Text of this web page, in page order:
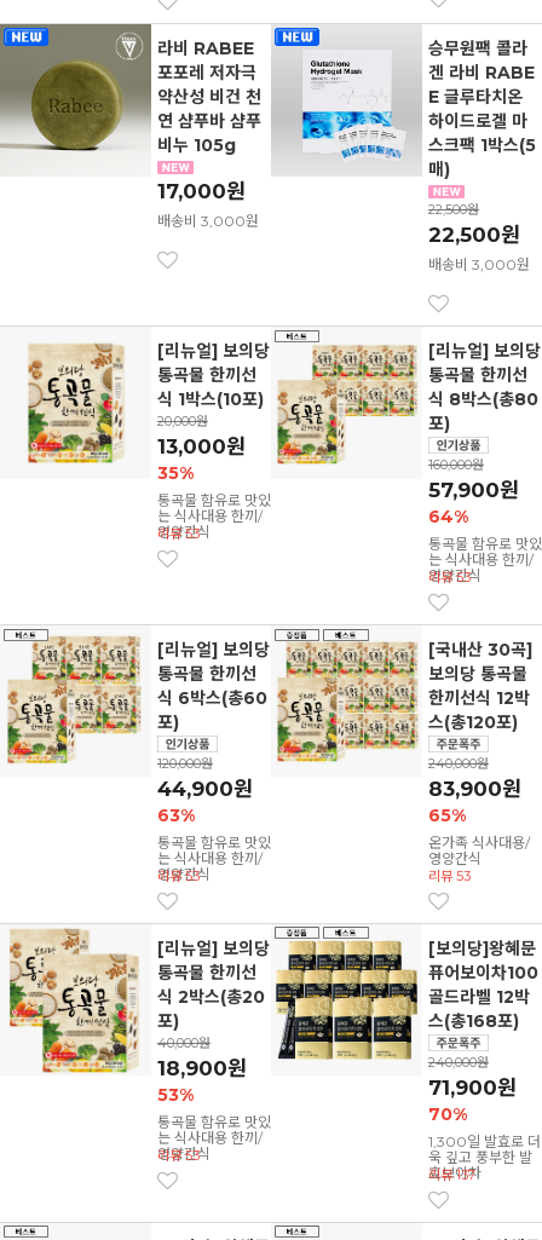
라비 RABEE
포포레 저자극
약산성 비건 천
연 샴푸바 샴푸
비누 105g
17,000원
배송비 3,000원
승무원팩 콜라
겐 라비 RABE
E 글루타치온
하이드로겔 마
스크팩 1박스(5
매)
22,500원
22,500원
배송비 3,000원
[리뉴얼] 보의당
통곡물 한끼선
식 1박스(10포)
20,000원
13,000원
35%
통곡물 함유로 맛있
는 식사대용 한끼/
영양간식
리뷰 53
[리뉴얼] 보의당
통곡물 한끼선
식 8박스(총80
포)
160,000원
57,900원
64%
통곡물 함유로 맛있
는 식사대용 한끼/
영양간식
리뷰 53
[리뉴얼] 보의당
통곡물 한끼선
식 6박스(총60
포)
120,000원
44,900원
63%
통곡물 함유로 맛있
는 식사대용 한끼/
영양간식
리뷰 53
[국내산 30곡]
보의당 통곡물
한끼선식 12박
스(총120포)
240,000원
83,900원
65%
온가족 식사대용/
영양간식
리뷰 53
[리뉴얼] 보의당
통곡물 한끼선
식 2박스(총20
포)
40,000원
18,900원
53%
통곡물 함유로 맛있
는 식사대용 한끼/
영양간식
리뷰 53
[보의당]왕혜문
퓨어보이차100
골드라벨 12박
스(총168포)
240,000원
71,900원
70%
1,300일 발효로 더
욱 깊고 풍부한 발
효보이차
리뷰 137